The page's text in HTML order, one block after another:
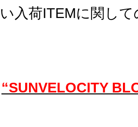
入荷ITEMに関して
“SUNVELOCITY